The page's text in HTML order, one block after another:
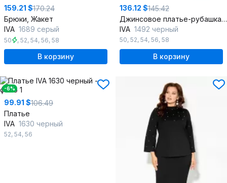
159.21 $170.24
Брюки, Жакет
IVA 1689 серый
50 , 52, 54, 56, 58
В корзину
136.12 $145.42
Джинсовое платье-рубашка с функциональными карманами
IVA 1492 черный
50, 52, 54, 56, 58
В корзину
-6%
99.91 $106.49
Платье
IVA 1630 черный
52, 54, 56